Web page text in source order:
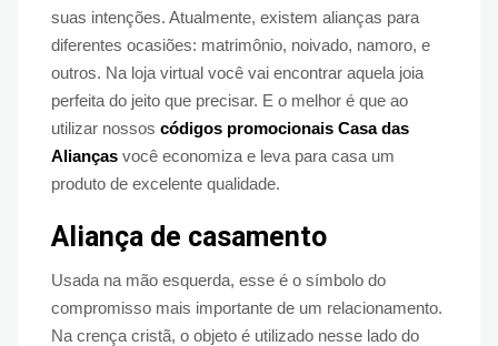
suas intenções. Atualmente, existem alianças para
diferentes ocasiões: matrimônio, noivado, namoro, e
outros. Na loja virtual você vai encontrar aquela joia
perfeita do jeito que precisar. E o melhor é que ao
utilizar nossos códigos promocionais Casa das
Alianças você economiza e leva para casa um
produto de excelente qualidade.
Aliança de casamento
Usada na mão esquerda, esse é o símbolo do
compromisso mais importante de um relacionamento.
Na crença cristã, o objeto é utilizado nesse lado do